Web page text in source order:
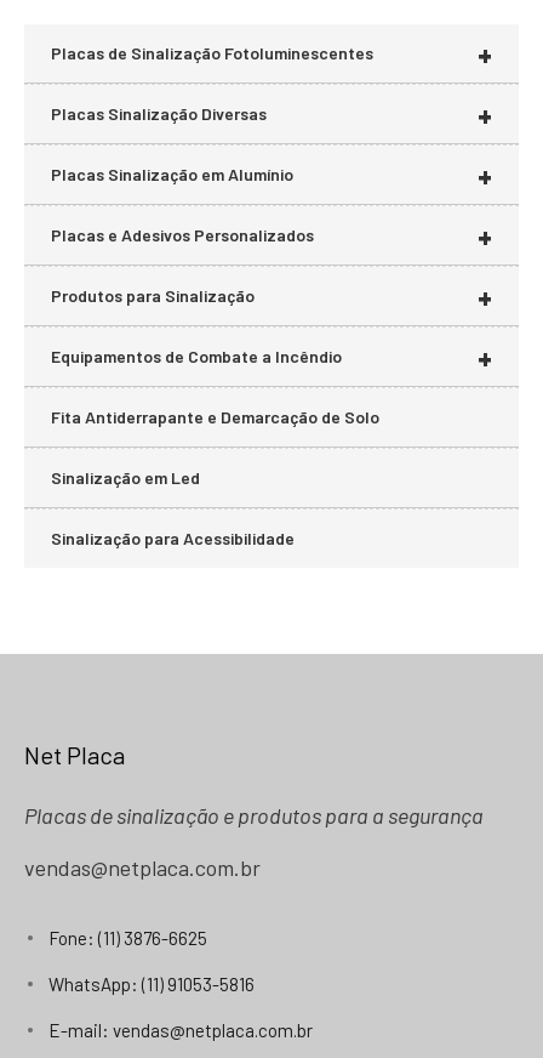
+
Placas de Sinalização Fotoluminescentes
+
Placas Sinalização Diversas
+
Placas Sinalização em Alumínio
+
Placas e Adesivos Personalizados
+
Produtos para Sinalização
+
Equipamentos de Combate a Incêndio
Fita Antiderrapante e Demarcação de Solo
Sinalização em Led
Sinalização para Acessibilidade
Net Placa
Placas de sinalização e produtos para a segurança
vendas@netplaca.com.br
Fone: (11) 3876-6625
WhatsApp: (11) 91053-5816
E-mail: vendas@netplaca.com.br